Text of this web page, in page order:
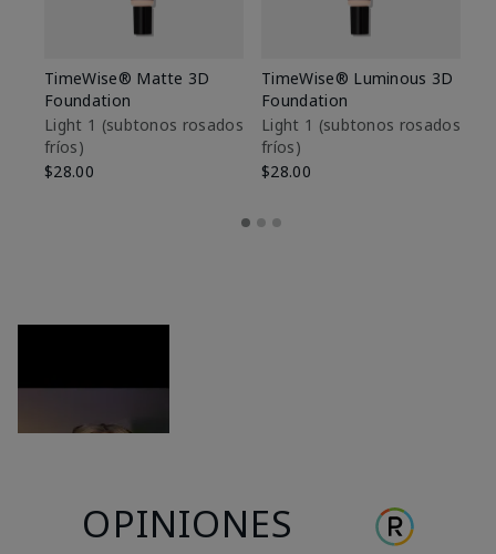
TimeWise® Matte 3D
Foundation
Light 1​ (subtonos rosados
fríos)
$28.00
TimeWise® Luminous 3D
Foundation
Light 1​ (subtonos rosados
fríos)
$28.00
OPINIONES